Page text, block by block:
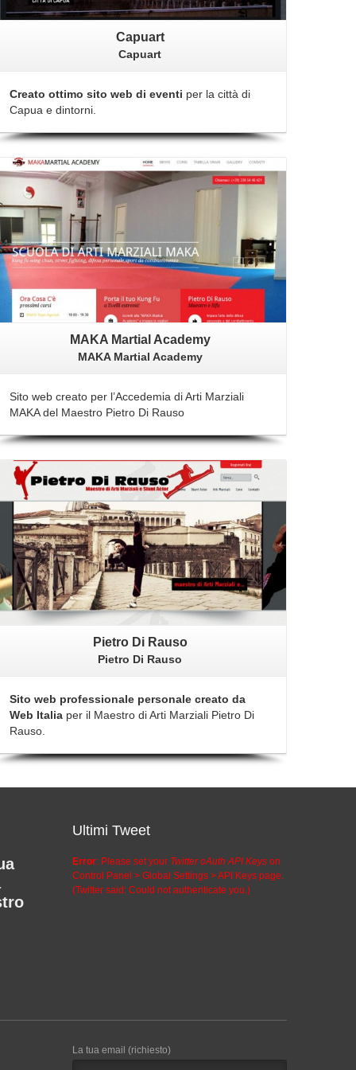
Capuart
Capuart
Creato ottimo sito web di eventi per la città di
Capua e dintorni.
Dettagli
MAKA Martial Academy
MAKA Martial Academy
Sito web creato per l’Accedemia di Arti Marziali
MAKA del Maestro Pietro Di Rauso
Pietro Di Rauso
Pietro Di Rauso
Sito web professionale personale creato da
Web Italia per il Maestro di Arti Marziali Pietro Di
Rauso.
Ultimi Tweet
Error: Please set your Twitter oAuth API Keys on
Control Panel > Global Settings > API Keys page.
(Twitter said: Could not authenticate you.)
La tua email (richiesto)